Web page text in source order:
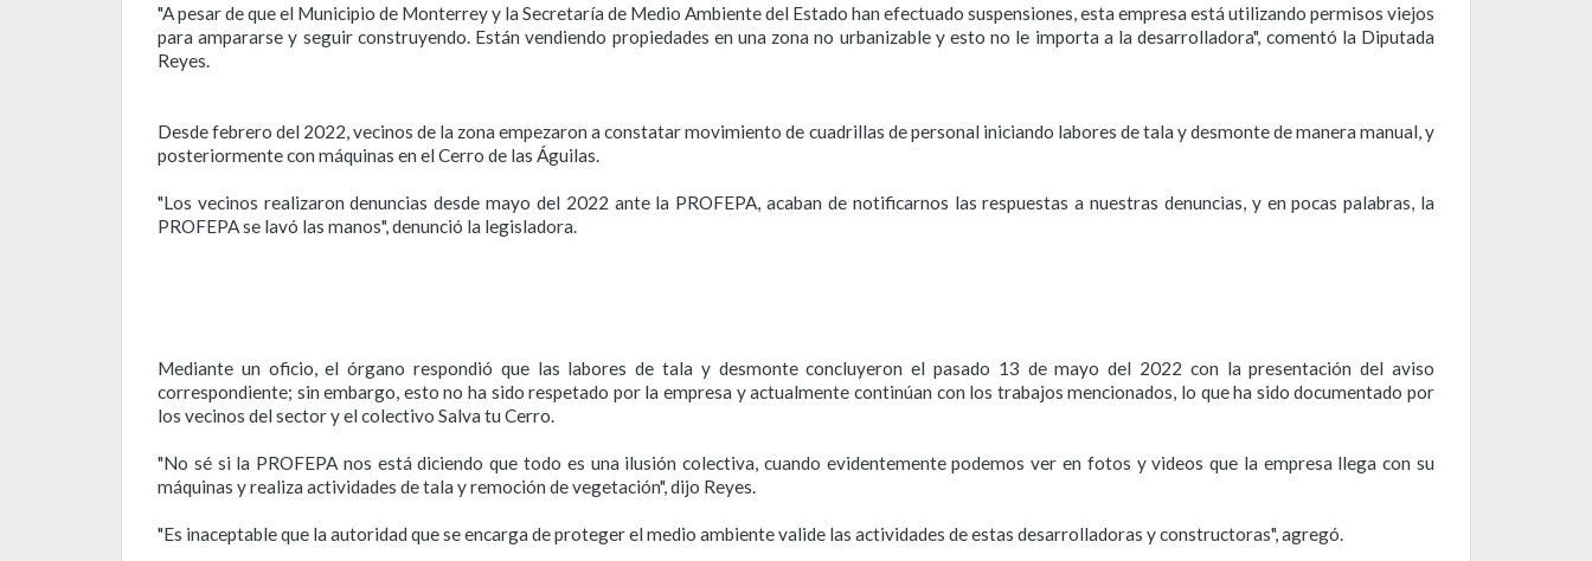
"A pesar de que el Municipio de Monterrey y la Secretaría de Medio Ambiente del Estado han efectuado suspensiones, esta empresa está utilizando permisos viejos
para ampararse y seguir construyendo. Están vendiendo propiedades en una zona no urbanizable y esto no le importa a la desarrolladora", comentó la Diputada
Reyes.
Desde febrero del 2022, vecinos de la zona empezaron a constatar movimiento de cuadrillas de personal iniciando labores de tala y desmonte de manera manual, y
posteriormente con máquinas en el Cerro de las Águilas.
"Los vecinos realizaron denuncias desde mayo del 2022 ante la PROFEPA, acaban de notificarnos las respuestas a nuestras denuncias, y en pocas palabras, la
PROFEPA se lavó las manos", denunció la legisladora.
Mediante un oficio, el órgano respondió que las labores de tala y desmonte concluyeron el pasado 13 de mayo del 2022 con la presentación del aviso
correspondiente; sin embargo, esto no ha sido respetado por la empresa y actualmente continúan con los trabajos mencionados, lo que ha sido documentado por
los vecinos del sector y el colectivo Salva tu Cerro.
"No sé si la PROFEPA nos está diciendo que todo es una ilusión colectiva, cuando evidentemente podemos ver en fotos y videos que la empresa llega con su
máquinas y realiza actividades de tala y remoción de vegetación", dijo Reyes.
"Es inaceptable que la autoridad que se encarga de proteger el medio ambiente valide las actividades de estas desarrolladoras y constructoras", agregó.